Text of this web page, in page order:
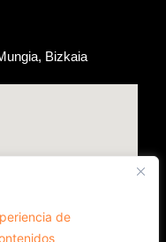
de
Bizkaia